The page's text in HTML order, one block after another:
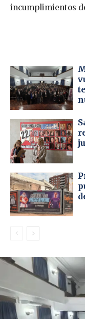
incumplimientos